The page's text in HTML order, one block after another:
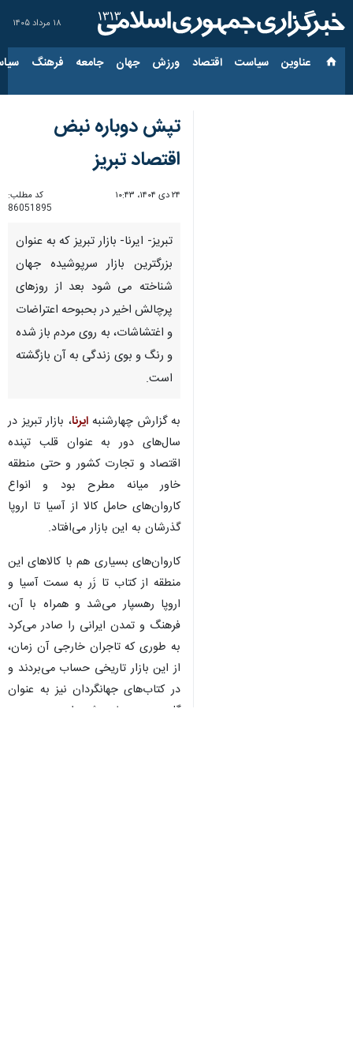
۱۸ مرداد ۱۴۰۵
عناوین‌ سیاست اقتصاد ورزش جهان جامعه فرهنگ
تپش دوباره نبض
اقتصاد تبریز
۲۴ دی ۱۴۰۴، ۱۰:۴۳
کد مطلب:
86051895
تبریز- ایرنا- بازار تبریز که به عنوان
بزرگترین بازار سرپوشیده جهان
شناخته می شود بعد از روزهای
پرچالش اخیر در بحبوحه اعتراضات
و اغتشاشات، به روی مردم باز شده
و رنگ و بوی زندگی به آن بازگشته
است.
به گزارش چهارشنبهایرنا، بازار تبریز در
سال‌های دور به عنوان قلب تپنده
اقتصاد و تجارت کشور و حتی منطقه
خاور میانه مطرح بود و انواع
کاروان‌های حامل کالا از آسیا تا اروپا
گذرشان به این بازار می‌افتاد.
کاروان‌های بسیاری هم با کالاهای این
منطقه از کتاب تا زَر به سمت آسیا و
اروپا رهسپار می‌شد و همراه با آن،
فرهنگ و تمدن ایرانی را صادر می‌کرد
به طوری که تاجران خارجی آن زمان،
از این بازار تاریخی حساب می‌بردند و
در کتاب‌های جهانگردان نیز به عنوان
گل سرسبد مطرح شده است.